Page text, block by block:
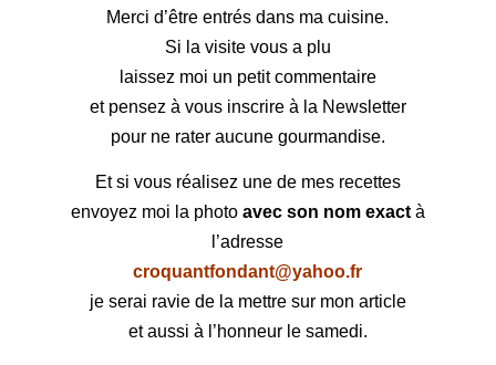
Merci d’être entrés dans ma cuisine.
Si la visite vous a plu
laissez moi un petit commentaire
et pensez à vous inscrire à la Newsletter
pour ne rater aucune gourmandise.
Et si vous réalisez une de mes recettes
envoyez moi la photo avec son nom exactà
l’adresse
croquantfondant@yahoo.fr
je serai ravie de la mettre sur mon article
et aussi à l’honneur le samedi.